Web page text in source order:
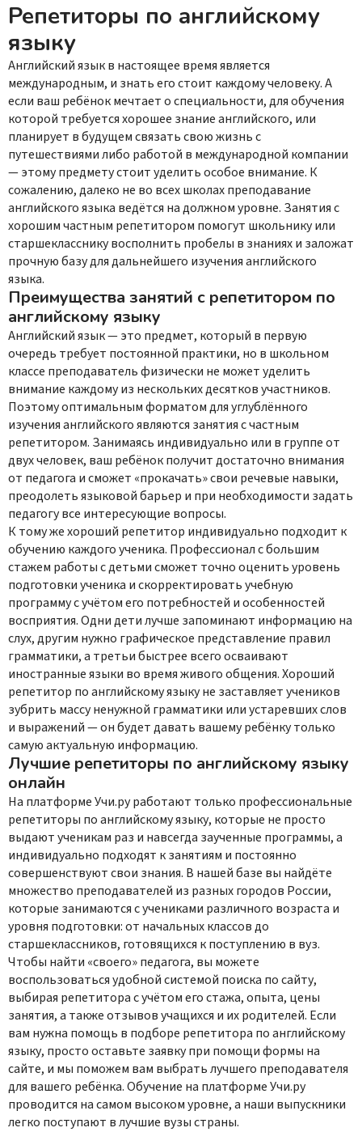
Репетиторы по английскому
языку
Английский язык в настоящее время является
международным, и знать его стоит каждому человеку. А
если ваш ребёнок мечтает о специальности, для обучения
которой требуется хорошее знание английского, или
планирует в будущем связать свою жизнь с
путешествиями либо работой в международной компании
— этому предмету стоит уделить особое внимание. К
сожалению, далеко не во всех школах преподавание
английского языка ведётся на должном уровне. Занятия с
хорошим частным репетитором помогут школьнику или
старшекласснику восполнить пробелы в знаниях и заложат
прочную базу для дальнейшего изучения английского
языка.
Преимущества занятий с репетитором по
английскому языку
Английский язык — это предмет, который в первую
очередь требует постоянной практики, но в школьном
классе преподаватель физически не может уделить
внимание каждому из нескольких десятков участников.
Поэтому оптимальным форматом для углублённого
изучения английского являются занятия с частным
репетитором. Занимаясь индивидуально или в группе от
двух человек, ваш ребёнок получит достаточно внимания
от педагога и сможет «прокачать» свои речевые навыки,
преодолеть языковой барьер и при необходимости задать
педагогу все интересующие вопросы.
К тому же хороший репетитор индивидуально подходит к
обучению каждого ученика. Профессионал с большим
стажем работы с детьми сможет точно оценить уровень
подготовки ученика и скорректировать учебную
программу с учётом его потребностей и особенностей
восприятия. Одни дети лучше запоминают информацию на
слух, другим нужно графическое представление правил
грамматики, а третьи быстрее всего осваивают
иностранные языки во время живого общения. Хороший
репетитор по английскому языку не заставляет учеников
зубрить массу ненужной грамматики или устаревших слов
и выражений — он будет давать вашему ребёнку только
самую актуальную информацию.
Лучшие репетиторы по английскому языку
онлайн
На платформе Учи.ру работают только профессиональные
репетиторы по английскому языку, которые не просто
выдают ученикам раз и навсегда заученные программы, а
индивидуально подходят к занятиям и постоянно
совершенствуют свои знания. В нашей базе вы найдёте
множество преподавателей из разных городов России,
которые занимаются с учениками различного возраста и
уровня подготовки: от начальных классов до
старшеклассников, готовящихся к поступлению в вуз.
Чтобы найти «своего» педагога, вы можете
воспользоваться удобной системой поиска по сайту,
выбирая репетитора с учётом его стажа, опыта, цены
занятия, а также отзывов учащихся и их родителей. Если
вам нужна помощь в подборе репетитора по английскому
языку, просто оставьте заявку при помощи формы на
сайте, и мы поможем вам выбрать лучшего преподавателя
для вашего ребёнка. Обучение на платформе Учи.ру
проводится на самом высоком уровне, а наши выпускники
легко поступают в лучшие вузы страны.